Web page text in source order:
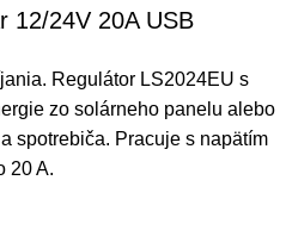
12/24V 20A USB
Regulátor LS2024EU s
zo solárneho panelu alebo
spotrebiča. Pracuje s napätím
20 A.